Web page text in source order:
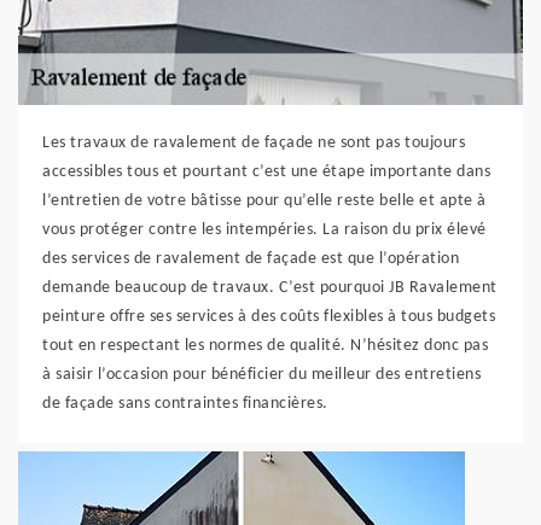
Les travaux de ravalement de façade ne sont pas toujours
accessibles tous et pourtant c’est une étape importante dans
l’entretien de votre bâtisse pour qu’elle reste belle et apte à
vous protéger contre les intempéries. La raison du prix élevé
des services de ravalement de façade est que l’opération
demande beaucoup de travaux. C’est pourquoi JB Ravalement
peinture offre ses services à des coûts flexibles à tous budgets
tout en respectant les normes de qualité. N’hésitez donc pas
à saisir l’occasion pour bénéficier du meilleur des entretiens
de façade sans contraintes financières.